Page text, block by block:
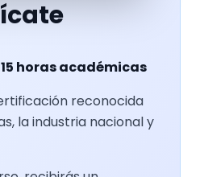
15 horas académicas
reconocida
la industria nacional y